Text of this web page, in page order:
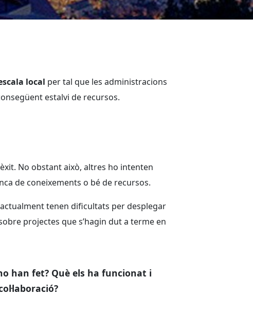
local per tal que les administracions
estalvi de recursos.
No obstant això, altres ho intenten
de coneixements o bé de recursos.
tenen dificultats per desplegar
projectes que s’hagin dut a terme en
han fet? Què els ha funcionat i